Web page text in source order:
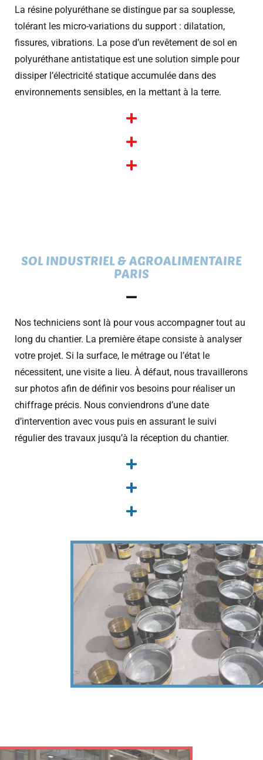
La résine polyuréthane se distingue par sa souplesse,
tolérant les micro-variations du support : dilatation,
fissures, vibrations. La pose d’un revêtement de sol en
polyuréthane antistatique est une solution simple pour
dissiper l’électricité statique accumulée dans des
environnements sensibles, en la mettant à la terre.
SOL INDUSTRIEL & AGROALIMENTAIRE
PARIS
Nos techniciens sont là pour vous accompagner tout au
long du chantier. La première étape consiste à analyser
votre projet. Si la surface, le métrage ou l’état le
nécessitent, une visite a lieu. À défaut, nous travaillerons
sur photos afin de définir vos besoins pour réaliser un
chiffrage précis. Nous conviendrons d’une date
d’intervention avec vous puis en assurant le suivi
régulier des travaux jusqu’à la réception du chantier.